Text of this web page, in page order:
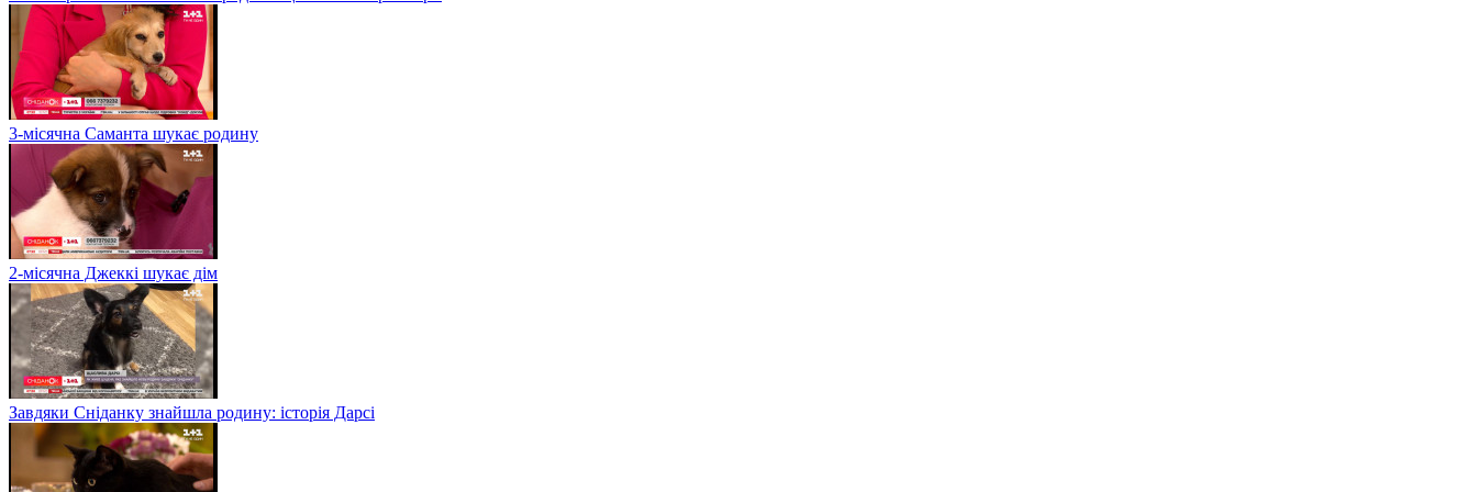
3-місячна Саманта шукає родину
2-місячна Джеккі шукає дім
Завдяки Сніданку знайшла родину: історія Дарсі